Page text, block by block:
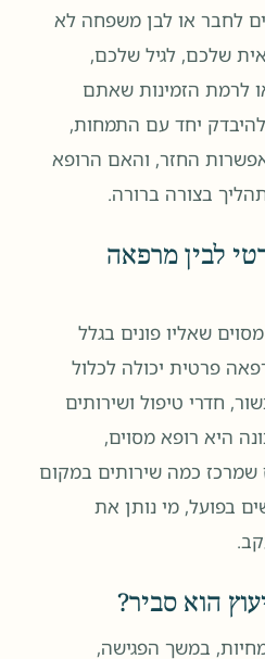
לחבר או לבן משפחה לא
שלכם, לגיל שלכם,
לרמת הזמינות שאתם
יחד עם התמחות,
אפשרות החזר, והאם הרופא
בצורה ברורה.
לבין מרפאה
שאליו פונים בגלל
פרטית יכולה לכלול
חדרי טיפול ושירותים
היא רופא מסוים,
שמרכז כמה שירותים במקום
בפועל, מי נותן את
הוא סביר?
במשך הפגישה,